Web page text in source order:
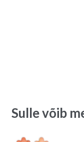
Sulle võib